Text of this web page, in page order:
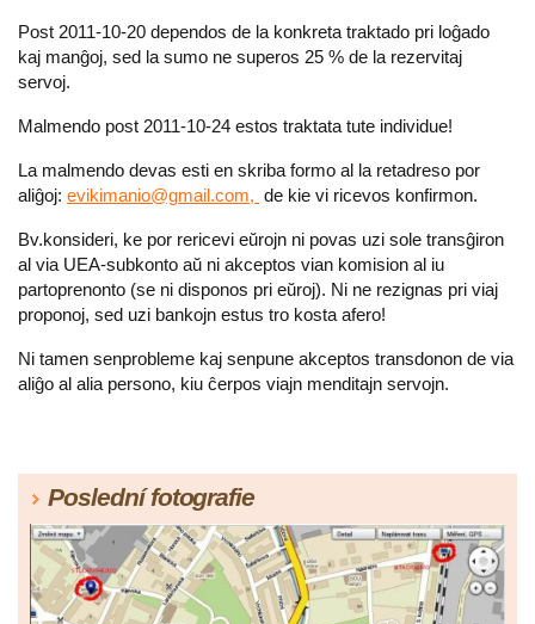
Post 2011-10-20 dependos de la konkreta traktado pri loĝado
kaj manĝoj, sed la sumo ne superos 25 % de la rezervitaj
servoj.
Malmendo post 2011-10-24 estos traktata tute individue!
La malmendo devas esti en skriba formo al la retadreso por
aliĝoj: evikimanio@gmail.com, de kie vi ricevos konfirmon.
Bv.konsideri, ke por rericevi eŭrojn ni povas uzi sole transĝiron
al via UEA-subkonto aŭ ni akceptos vian komision al iu
partoprenonto (se ni disponos pri eŭroj). Ni ne rezignas pri viaj
proponoj, sed uzi bankojn estus tro kosta afero!
Ni tamen senprobleme kaj senpune akceptos transdonon de via
aliĝo al alia persono, kiu ĉerpos viajn menditajn servojn.
Poslední fotografie